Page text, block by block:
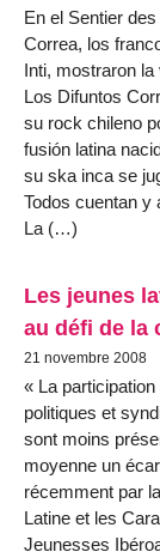
En el Sentier
Correa, los
Inti, mostraron
Los Difuntos
su rock chileno
fusión latina
su ska inca se
Todos cuentan y
La (…)
Les jeunes
au défi de la
21 novembre 2008
« La
politiques et
sont moins
moyenne un
récemment par
Latine et les
Jeunesses